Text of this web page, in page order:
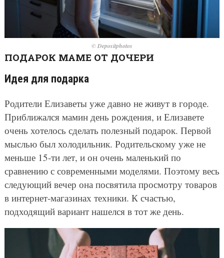
© Depositphotos
ПОДАРОК МАМЕ ОТ ДОЧЕРИ
Идея для подарка
Родители Елизаветы уже давно не живут в городе.
Приближался мамин день рождения, и Елизавете
очень хотелось сделать полезный подарок. Первой
мыслью был холодильник. Родительскому уже не
меньше 15-ти лет, и он очень маленький по
сравнению с современными моделями. Поэтому весь
следующий вечер она посвятила просмотру товаров
в интернет-магазинах техники. К счастью,
подходящий вариант нашелся в тот же день.